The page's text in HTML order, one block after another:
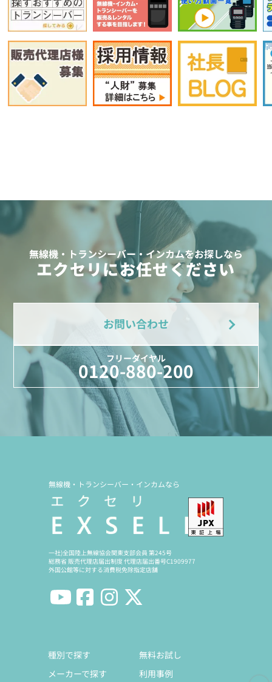
無線機・トランシーバー・インカムをお探しなら
エクセリにお任せください
お問い合わせ
フリーダイヤル
0120-880-200
無線機・トランシーバー・インカムなら
一社)全国陸上無線協会関東支部会員 第245号
総務省 販売代理店届出制度 代理店届出番号C1909977
外国公館等に対する消費税免除指定店舗
種別で探す
メーカーで探す
無料お試し
利用事例